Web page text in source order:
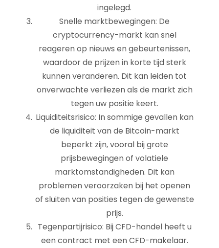
ingelegd.
Snelle marktbewegingen: De
cryptocurrency-markt kan snel
reageren op nieuws en gebeurtenissen,
waardoor de prijzen in korte tijd sterk
kunnen veranderen. Dit kan leiden tot
onverwachte verliezen als de markt zich
tegen uw positie keert.
Liquiditeitsrisico: In sommige gevallen kan
de liquiditeit van de Bitcoin-markt
beperkt zijn, vooral bij grote
prijsbewegingen of volatiele
marktomstandigheden. Dit kan
problemen veroorzaken bij het openen
of sluiten van posities tegen de gewenste
prijs.
Tegenpartijrisico: Bij CFD-handel heeft u
een contract met een CFD-makelaar.